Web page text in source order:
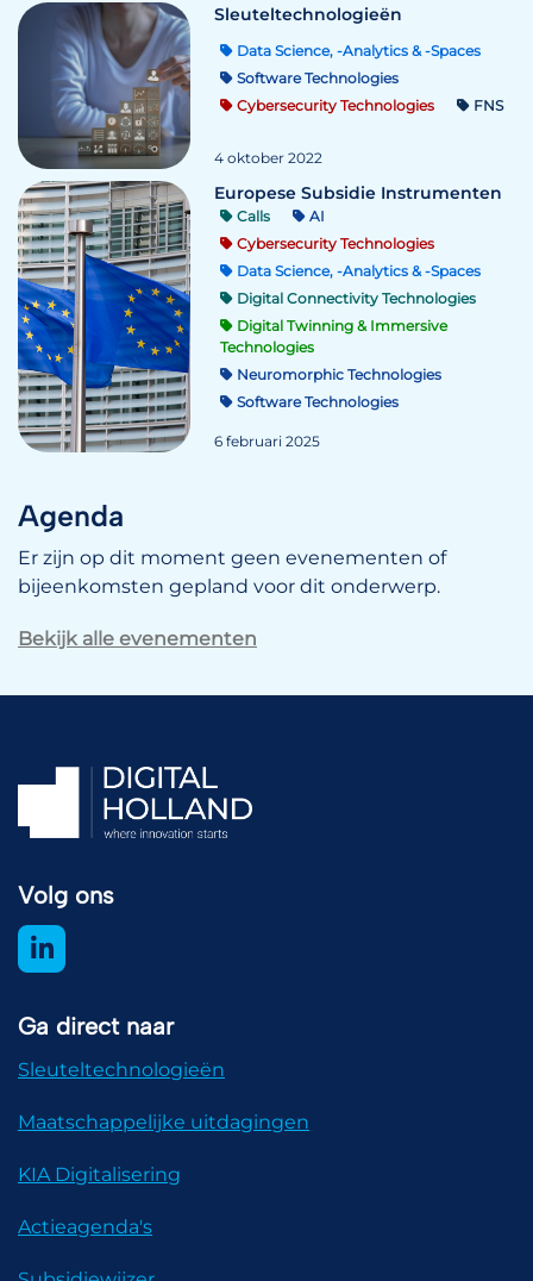
Sleuteltechnologieën
Data Science, -Analytics & -Spaces
Software Technologies
Cybersecurity Technologies
FNS
4 oktober 2022
Europese Subsidie Instrumenten
Calls
AI
Cybersecurity Technologies
Data Science, -Analytics & -Spaces
Digital Connectivity Technologies
Digital Twinning & Immersive
Technologies
Neuromorphic Technologies
Software Technologies
6 februari 2025
Agenda
Er zijn op dit moment geen evenementen of
bijeenkomsten gepland voor dit onderwerp.
Bekijk alle evenementen
Volg ons
Ga direct naar
Sleuteltechnologieën
Maatschappelijke uitdagingen
KIA Digitalisering
Actieagenda's